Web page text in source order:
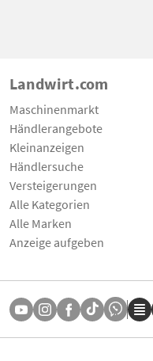
Landwirt.com
Maschinenmarkt
Händlerangebote
Kleinanzeigen
Händlersuche
Versteigerungen
Alle Kategorien
Alle Marken
Anzeige aufgeben